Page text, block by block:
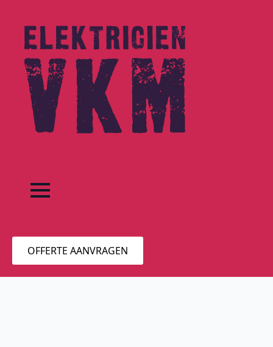
OFFERTE AANVRAGEN